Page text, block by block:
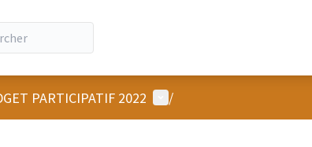
PARTICIPATIF 2022 Menu utilisateur
/